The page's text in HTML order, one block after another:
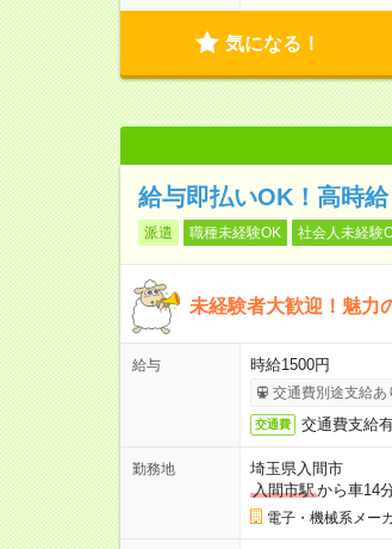
気になる！
給与即払いOK！高時
派遣 職種未経験OK 社会人未経験
未経験者大歓迎！魅力
給与 時給1500円
交通費別途支給あ
交通費 交通費支給
勤務地
埼玉県入間市
入間市駅から車14
電子・機械系メー